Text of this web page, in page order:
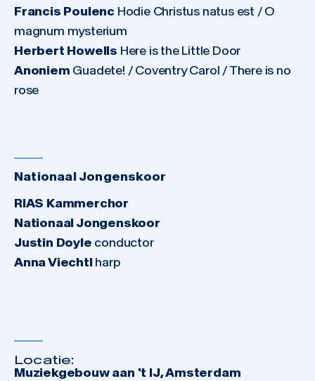
Francis Poulenc Hodie Christus natus est / O
magnum mysterium
Herbert Howells Here is the Little Door
Anoniem Guadete! / Coventry Carol / There is no
rose
Nationaal Jongenskoor
RIAS Kammerchor
Nationaal Jongenskoor
Justin Doyle conductor
Anna Viechtl harp
Locatie:
Muziekgebouw aan 't IJ, Amsterdam